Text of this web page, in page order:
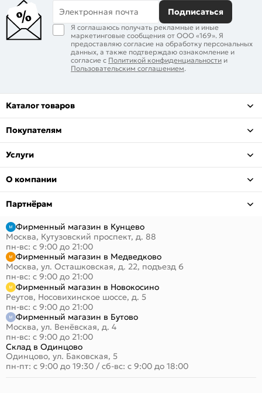
Электронная почта Подписаться
Я соглашаюсь получать рекламные и иные
маркетинговые сообщения от ООО «169». Я
предоставляю согласие на обработку персональных
данных, а также подтверждаю ознакомление и
согласие с Политикой конфиденциальности и
Пользовательским соглашением.
Каталог товаров
Покупателям
Услуги
О компании
Партнёрам
Фирменный магазин в Кунцево
Москва, Кутузовский проспект, д. 88
пн-вс: с 9:00 до 21:00
Фирменный магазин в Медведково
Москва, ул. Осташковская, д. 22, подъезд 6
пн-вс: с 9:00 до 21:00
Фирменный магазин в Новокосино
Реутов, Носовихинское шоссе, д. 5
пн-вс: с 9:00 до 21:00
Фирменный магазин в Бутово
Москва, ул. Венёвская, д. 4
пн-вс: с 9:00 до 21:00
Склад в Одинцово
Одинцово, ул. Баковская, 5
пн-пт: с 9:00 до 19:30 / сб-вс: с 9:00 до 18:00